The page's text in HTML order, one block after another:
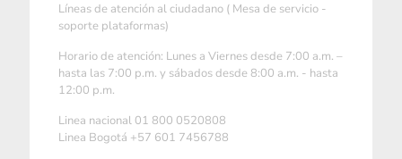
Líneas de atención al ciudadano ( Mesa de servicio -
soporte plataformas)
Horario de atención: Lunes a Viernes desde 7:00 a.m. –
hasta las 7:00 p.m. y sábados desde 8:00 a.m. - hasta
12:00 p.m.
Linea nacional 01 800 0520808
Linea Bogotá +57 601 7456788